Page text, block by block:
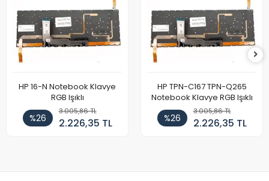
HP 16-N Notebook Klavye
RGB Işıklı
%26
3.005,86 TL
2.226,35 TL
HP TPN-C167 TPN-Q265
Notebook Klavye RGB Işıklı
%26
3.005,86 TL
2.226,35 TL